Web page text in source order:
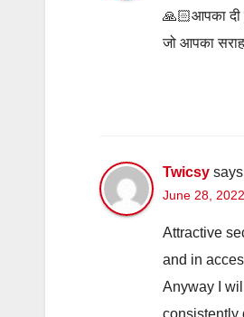
🙏🏻आपका दी
जो आपका
Twicsy
June 28,
Attractive
and in
Anyway I
consistently